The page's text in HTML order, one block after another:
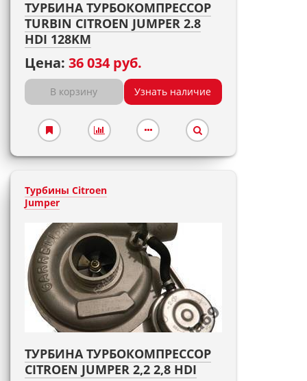
ТУРБИНА ТУРБОКОМПРЕССОР
TURBIN CITROEN JUMPER 2.8
HDI 128KM
Цена: 36 034 руб.
В корзину Узнать наличие
Турбины Citroen
Jumper
ТУРБИНА ТУРБОКОМПРЕССОР
CITROEN JUMPER 2,2 2,8 HDI